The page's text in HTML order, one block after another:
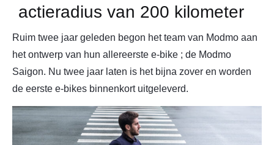
actieradius van 200 kilometer
Ruim twee jaar geleden begon het team van Modmo aan
het ontwerp van hun allereerste e-bike ; de Modmo
Saigon. Nu twee jaar laten is het bijna zover en worden
de eerste e-bikes binnenkort uitgeleverd.